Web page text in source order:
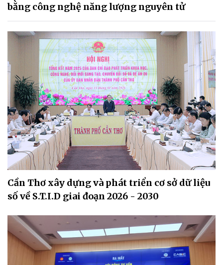
bằng công nghệ năng lượng nguyên tử
Cần Thơ xây dựng và phát triển cơ sở dữ liệu
số về S.T.I.D giai đoạn 2026 - 2030